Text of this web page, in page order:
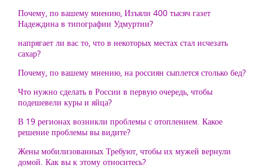
Почему, по вашему мнению, Изъяли 400 тысяч газет
Надеждина в типографии Удмуртии?
напрягает ли вас то, что в некоторых местах стал исчезать
сахар?
Почему, по вашему мнению, на россиян сыплется столько бед?
Что нужно сделать в России в первую очередь, чтобы
подешевели куры и яйца?
В 19 регионах возникли проблемы с отоплением. Какое
решение проблемы вы видите?
Жены мобилизованных Требуют, чтобы их мужей вернули
домой. Как вы к этому относитесь?